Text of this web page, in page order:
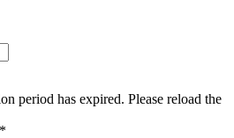
period has expired. Please reload the
*